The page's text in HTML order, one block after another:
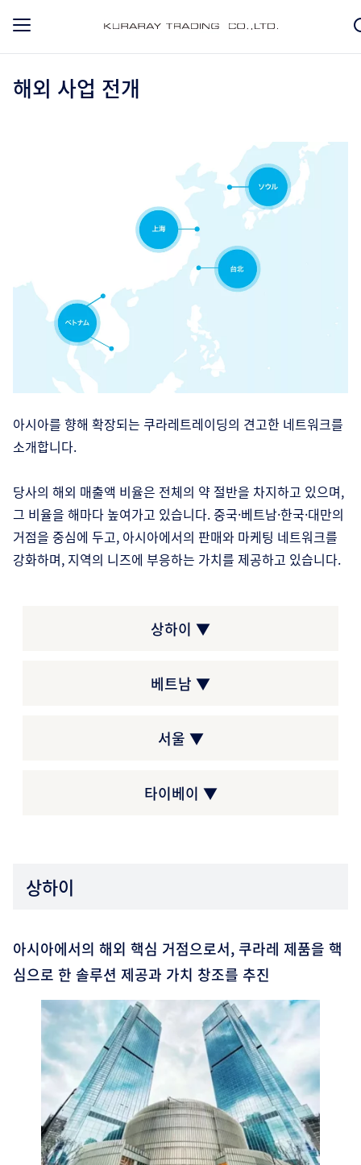
해외 사업 전개
아시아를 향해 확장되는 쿠라레트레이딩의 견고한 네트워크를
소개합니다.
당사의 해외 매출액 비율은 전체의 약 절반을 차지하고 있으며,
그 비율을 해마다 높여가고 있습니다. 중국·베트남·한국·대만의
거점을 중심에 두고, 아시아에서의 판매와 마케팅 네트워크를
강화하며, 지역의 니즈에 부응하는 가치를 제공하고 있습니다.
상하이 ▼
베트남 ▼
서울 ▼
타이베이 ▼
상하이
아시아에서의 해외 핵심 거점으로서, 쿠라레 제품을 핵
심으로 한 솔루션 제공과 가치 창조를 추진